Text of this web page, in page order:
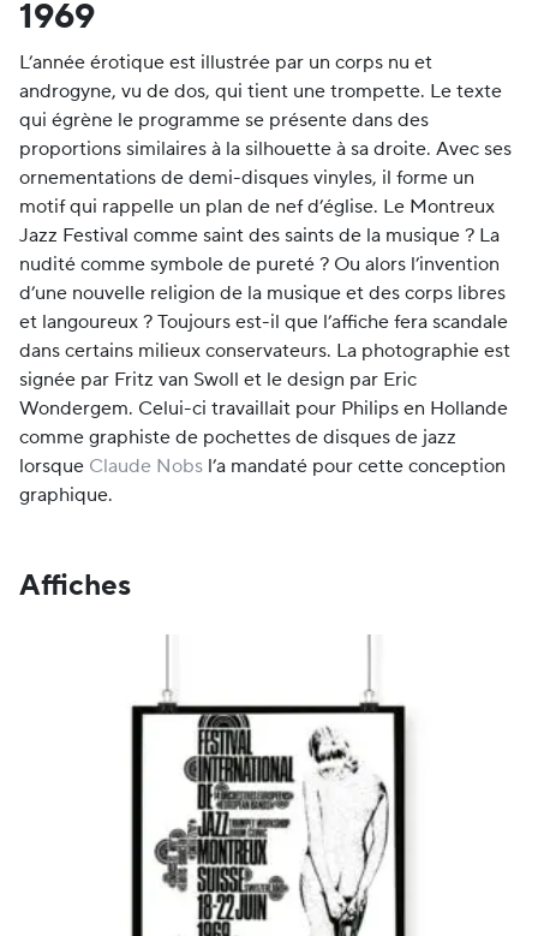
1969
L’année érotique est illustrée par un corps nu et
androgyne, vu de dos, qui tient une trompette. Le texte
qui égrène le programme se présente dans des
proportions similaires à la silhouette à sa droite. Avec ses
ornementations de demi-disques vinyles, il forme un
motif qui rappelle un plan de nef d’église. Le Montreux
Jazz Festival comme saint des saints de la musique ? La
nudité comme symbole de pureté ? Ou alors l’invention
d’une nouvelle religion de la musique et des corps libres
et langoureux ? Toujours est-il que l’affiche fera scandale
dans certains milieux conservateurs. La photographie est
signée par Fritz van Swoll et le design par Eric
Wondergem. Celui-ci travaillait pour Philips en Hollande
comme graphiste de pochettes de disques de jazz
lorsque Claude Nobs l’a mandaté pour cette conception
graphique.
Affiches